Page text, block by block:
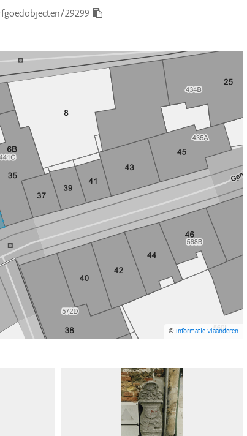
29299
©Informatie Vlaanderen